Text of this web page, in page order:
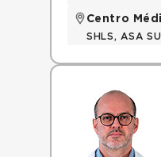
Centro
SHLS, ASA